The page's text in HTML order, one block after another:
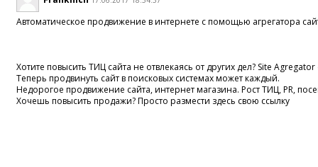
Автоматическое продвижение в интернете с помощью агрегатора
Хотите повысить ТИЦ сайта не отвлекаясь от других дел? Site
Теперь продвинуть сайт в поисковых системах может каждый.
Недорогое продвижение сайта, интернет магазина. Рост ТИЦ, PR,
Хочешь повысить продажи? Просто размести здесь свою ссылку